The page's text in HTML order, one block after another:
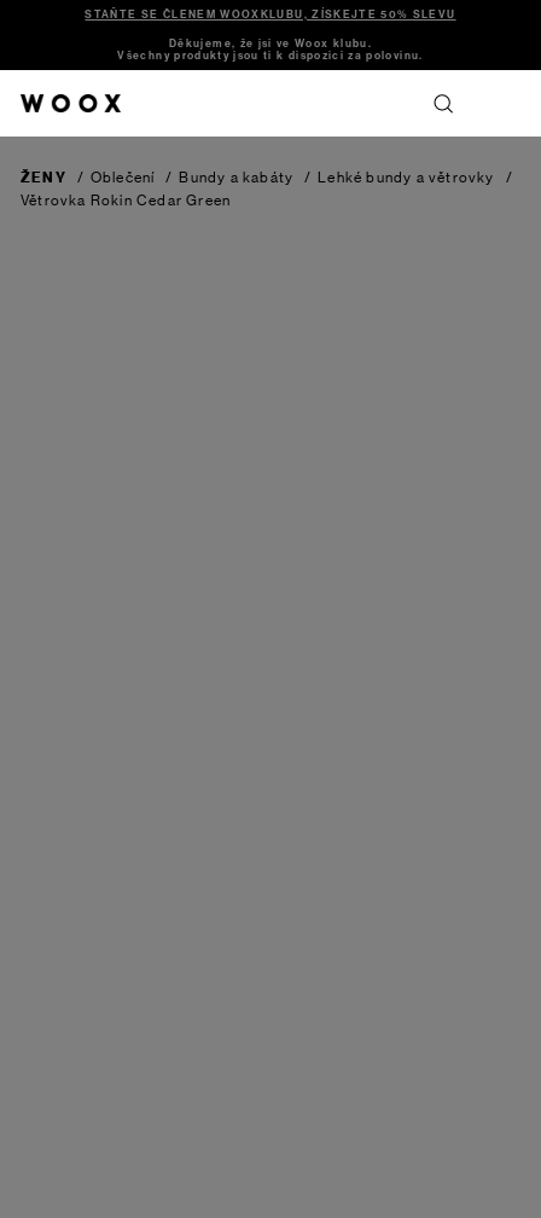
STAŇTE SE ČLENEM WOOXKLUBU, ZÍSKEJTE 50% SLEVU
Děkujeme, že jsi ve Woox klubu.
Všechny produkty jsou ti k dispozici za polovinu.
ŽENY / Oblečení / Bundy a kabáty / Lehké bundy a větrovky
/
Větrovka Rokin Cedar Green